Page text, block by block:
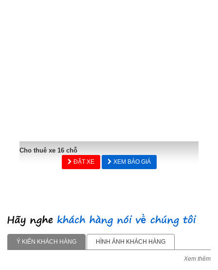
Cho thuê xe 16 chỗ
ĐẶT XE XEM BÁO GIÁ
Ý KIẾN KHÁCH HÀNG HÌNH ẢNH KHÁCH HÀNG
Xem thêm